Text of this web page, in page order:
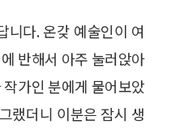
니다. 온갖 예술인이 여
반해서 아주 눌러앉아
가인 분에게 물어보았
랬더니 이분은 잠시 생